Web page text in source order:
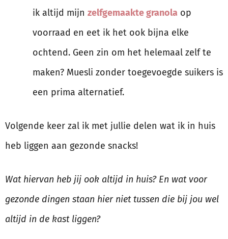
ik altijd mijn zelfgemaakte granola op
voorraad en eet ik het ook bijna elke
ochtend. Geen zin om het helemaal zelf te
maken? Muesli zonder toegevoegde suikers is
een prima alternatief.
Volgende keer zal ik met jullie delen wat ik in huis
heb liggen aan gezonde snacks!
Wat hiervan heb jij ook altijd in huis? En wat voor
gezonde dingen staan hier niet tussen die bij jou wel
altijd in de kast liggen?